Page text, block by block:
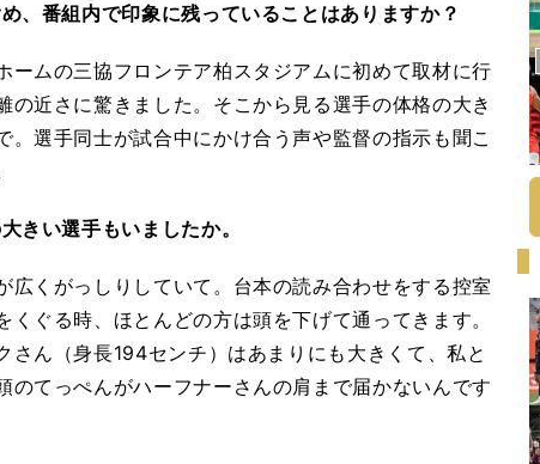
、番組内で印象に残っていることはありますか？
ームの三協フロンテア柏スタジアムに初めて取材に行
の近さに驚きました。そこから見る選手の体格の大き
。選手同士が試合中にかけ合う声や監督の指示も聞こ
きい選手もいましたか。
くがっしりしていて。台本の読み合わせをする控室
ぐる時、ほとんどの方は頭を下げて通ってきます。
さん（身長194センチ）はあまりにも大きくて、私と
のてっぺんがハーフナーさんの肩まで届かないんです